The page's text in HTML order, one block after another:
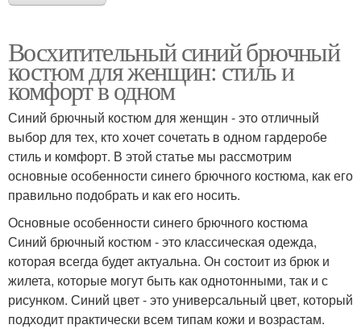
Восхитительный синий брючный
костюм для женщин: стиль и
комфорт в одном
Синий брючный костюм для женщин - это отличный
выбор для тех, кто хочет сочетать в одном гардеробе
стиль и комфорт. В этой статье мы рассмотрим
основные особенности синего брючного костюма, как его
правильно подобрать и как его носить.
Основные особенности синего брючного костюма
Синий брючный костюм - это классическая одежда,
которая всегда будет актуальна. Он состоит из брюк и
жилета, которые могут быть как однотонными, так и с
рисунком. Синий цвет - это универсальный цвет, который
подходит практически всем типам кожи и возрастам.